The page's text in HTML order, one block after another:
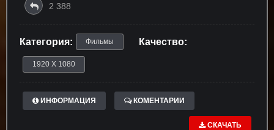
2 388
Категория: Фильмы Качество:
1920 X 1080
ИНФОРМАЦИЯ КОМЕНТАРИИ
СКАЧАТЬ